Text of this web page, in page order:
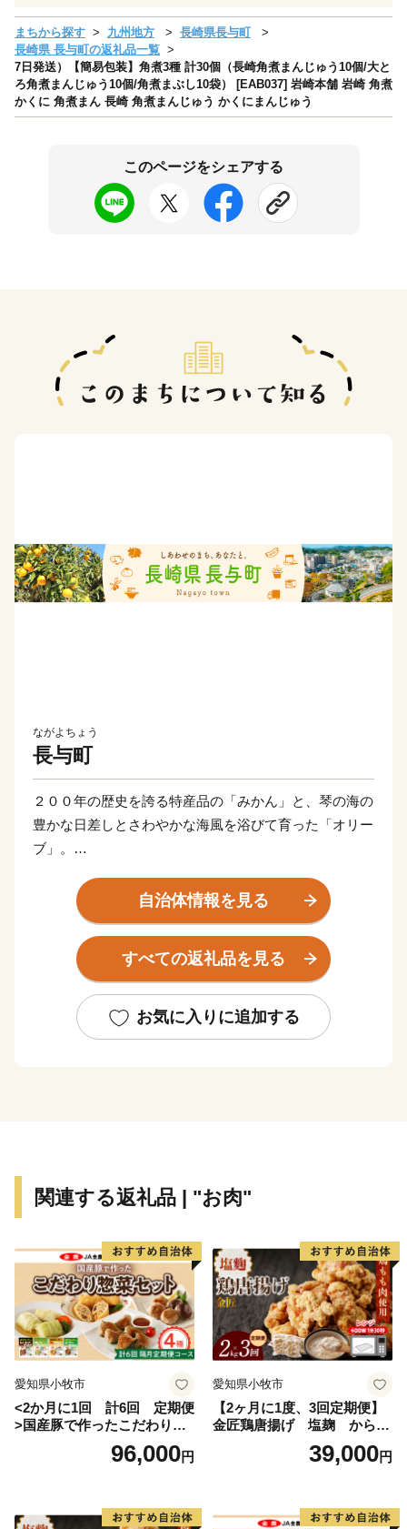
まちから探す 九州地方
長崎県長与町
長崎県 長与町の返礼品一覧
7日発送）【簡易包装】角煮3種 計30個（長崎角煮まんじゅう10個/大と
ろ角煮まんじゅう10個/角煮まぶし10袋） [EAB037] 岩崎本舗 岩崎 角煮
かくに 角煮まん 長崎 角煮まんじゅう かくにまんじゅう
このページをシェアする
ながよちょう
長与町
２００年の歴史を誇る特産品の「みかん」と、琴の海の
豊かな日差しとさわやかな海風を浴びて育った「オリー
ブ」。
どこにでもあるような、でもここにしかない景色があり
“自然美” “造形美” に彩られた、住みやすさが自慢の風光
明媚な町です。
そんな長与町より心をこめて、お礼の品を贈呈いたしま
※本町は総務省の指定を受けた適正な地方団体です。
【重要】2024/09/26より寄附額変更のお知らせ
日頃より長与町をご支援いただき、誠にありがとうござ
います。
年9月26日より返礼品の寄附金額を変更させていただく
運びとなりました。
長与町では、国の定めるルールを順守し、今後もより多
まいります。
自治体情報を見る
すべての返礼品を見る
お気に入りに追加する
関連する返礼品 | "お肉"
愛知県小牧市
<2か月に1回 計6回 定期便
>国産豚で作ったこだわり惣
96,000円
愛知県小牧市
【2ヶ月に1度、3回定期便】
金匠鶏唐揚げ 塩麹 からあ
39,000円